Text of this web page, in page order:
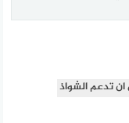
تدعم الشواذ